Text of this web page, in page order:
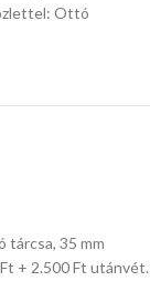
Ottó
tárcsa, 35 mm
+ 2.500 Ft utánvét.